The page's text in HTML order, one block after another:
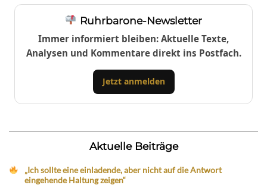
Ruhrbarone-Newsletter
Immer informiert bleiben: Aktuelle Texte,
Analysen und Kommentare direkt ins Postfach.
Jetzt anmelden
Aktuelle Beiträge
„Ich sollte eine einladende, aber nicht auf die Antwort
eingehende Haltung zeigen“